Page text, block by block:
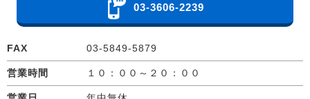
03-3606-2239
FAX 03-5849-5879
営業時間 １０：００～２０：００